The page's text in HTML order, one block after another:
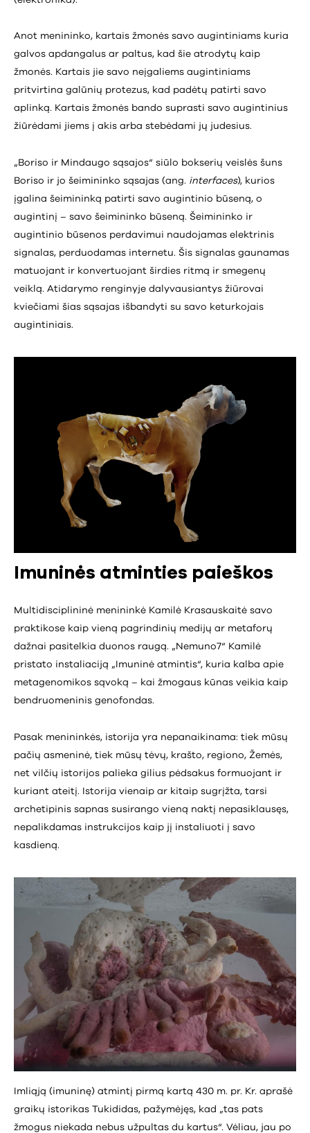
Anot menininko, kartais žmonės savo augintiniams kuria
galvos apdangalus ar paltus, kad šie atrodytų kaip
žmonės. Kartais jie savo neįgaliems augintiniams
pritvirtina galūnių protezus, kad padėtų patirti savo
aplinką. Kartais žmonės bando suprasti savo augintinius
žiūrėdami jiems į akis arba stebėdami jų judesius.
„Boriso ir Mindaugo sąsajos“ siūlo bokserių veislės šuns
Boriso ir jo šeimininko sąsajas (ang. interfaces), kurios
įgalina šeimininką patirti savo augintinio būseną, o
augintinį – savo šeimininko būseną. Šeimininko ir
augintinio būsenos perdavimui naudojamas elektrinis
signalas, perduodamas internetu. Šis signalas gaunamas
matuojant ir konvertuojant širdies ritmą ir smegenų
veiklą. Atidarymo renginyje dalyvausiantys žiūrovai
kviečiami šias sąsajas išbandyti su savo keturkojais
augintiniais.
Imuninės atminties paieškos
Multidisciplininė menininkė Kamilė Krasauskaitė savo
praktikose kaip vieną pagrindinių medijų ar metaforų
dažnai pasitelkia duonos raugą. „Nemuno7“ Kamilė
pristato instaliaciją „Imuninė atmintis“, kuria kalba apie
metagenomikos sąvoką – kai žmogaus kūnas veikia kaip
bendruomeninis genofondas.
Pasak menininkės, istorija yra nepanaikinama: tiek mūsų
pačių asmeninė, tiek mūsų tėvų, krašto, regiono, Žemės,
net vilčių istorijos palieka gilius pėdsakus formuojant ir
kuriant ateitį. Istorija vienaip ar kitaip sugrįžta, tarsi
archetipinis sapnas susirango vieną naktį nepasiklausęs,
nepalikdamas instrukcijos kaip jį instaliuoti į savo
kasdieną.
Imliąją (imuninę) atmintį pirmą kartą 430 m. pr. Kr. aprašė
graikų istorikas Tukididas, pažymėjęs, kad „tas pats
žmogus niekada nebus užpultas du kartus“. Vėliau, jau po